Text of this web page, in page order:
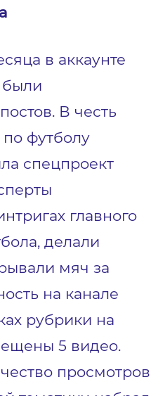
в аккаунте
были
В честь
футболу
спецпроект
главного
делали
мяч за
на канале
рубрики на
5 видео.
просмотров